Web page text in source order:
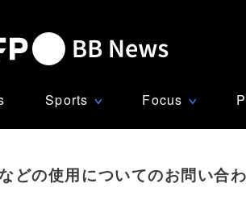
Sports ∨ Focus ∨
どの使用についてのお問い合